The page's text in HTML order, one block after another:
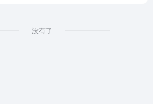
没有了